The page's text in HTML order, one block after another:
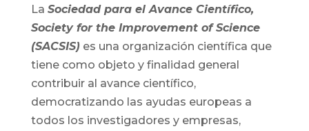
La Sociedad para el Avance Científico,
Society for the Improvement of Science
(SACSIS)es una organización científica que
tiene como objeto y finalidad general
contribuir al avance científico,
democratizando las ayudas europeas a
todos los investigadores y empresas,